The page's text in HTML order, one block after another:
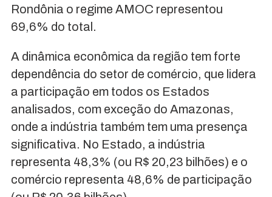
Rondônia o regime AMOC representou
69,6% do total.
A dinâmica econômica da região tem forte
dependência do setor de comércio, que lidera
a participação em todos os Estados
analisados, com exceção do Amazonas,
onde a indústria também tem uma presença
significativa. No Estado, a indústria
representa 48,3% (ou R$ 20,23 bilhões) e o
comércio representa 48,6% de participação